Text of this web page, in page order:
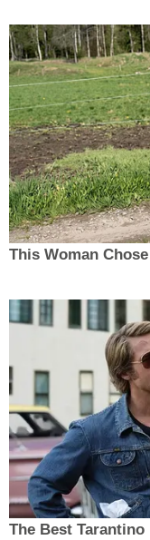
This Woman
The Best Tarantino